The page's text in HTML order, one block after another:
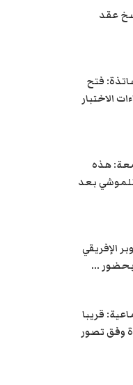
عقد
فتح
الاختبار
هذه
بعد
الإفريقي
...
قريبا
وفق تصور